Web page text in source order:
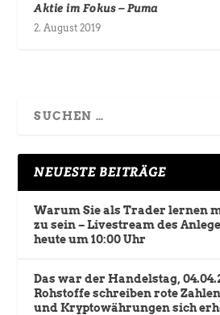
Aktie im Fokus – Puma
2. August 2019
NEUESTE BEITRÄGE
Warum Sie als Trader lernen
zu sein – Livestream des
heute um 10:00 Uhr
Das war der Handelstag,
Rohstoffe schreiben rote
und Kryptowährungen sich